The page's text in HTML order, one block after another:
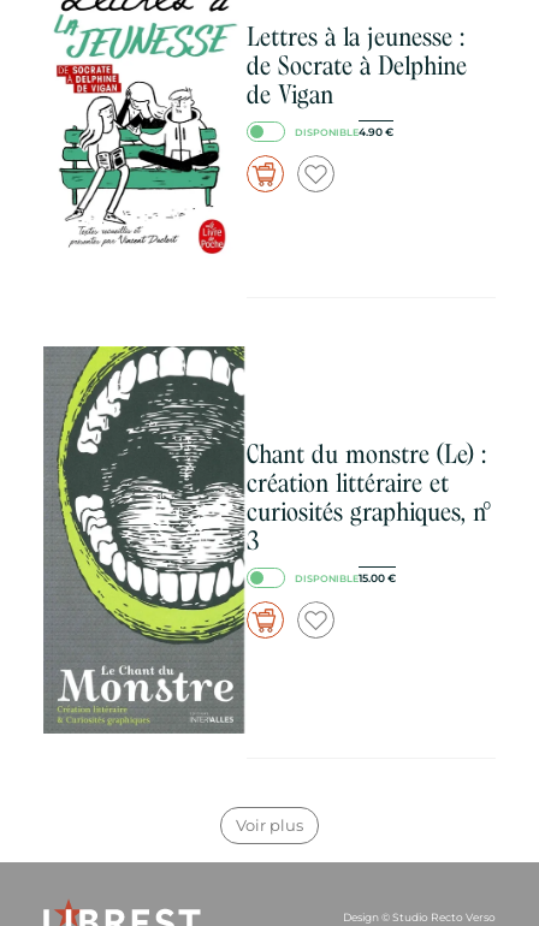
Lettres à la jeunesse :
de Socrate à Delphine
de Vigan
DISPONIBLE4.90 €
Chant du monstre (Le) :
création littéraire et
curiosités graphiques, n°
3
DISPONIBLE15.00 €
Voir plus
Design ©Studio Recto Verso